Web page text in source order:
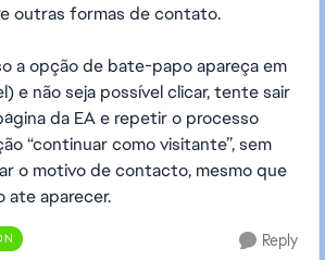
outras formas de contato.
a opção de bate-papo apareça em
e não seja possível clicar, tente sair
da EA e repetir o processo
“continuar como visitante”, sem
o motivo de contacto, mesmo que
ate aparecer.
Reply